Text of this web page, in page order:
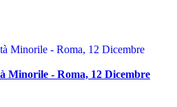
Minorile - Roma, 12 Dicembre